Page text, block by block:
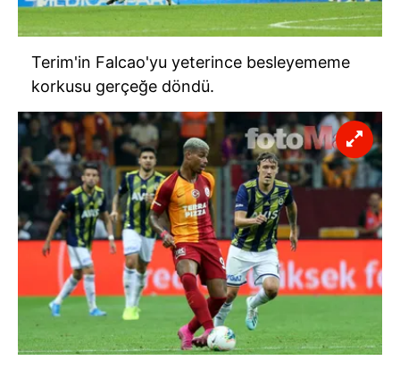
Terim'in Falcao'yu yeterince besleyememe
korkusu gerçeğe döndü.